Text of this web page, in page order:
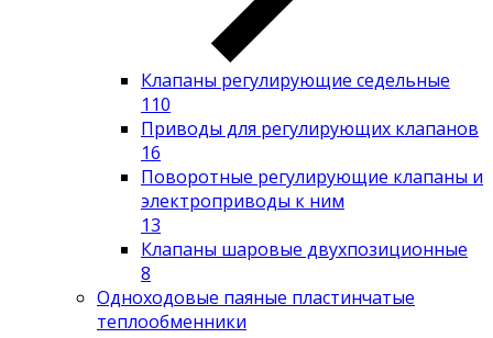
Клапаны регулирующие седельные
110
Приводы для регулирующих клапанов
16
Поворотные регулирующие клапаны и
электроприводы к ним
13
Клапаны шаровые двухпозиционные
8
Одноходовые паяные пластинчатые
теплообменники